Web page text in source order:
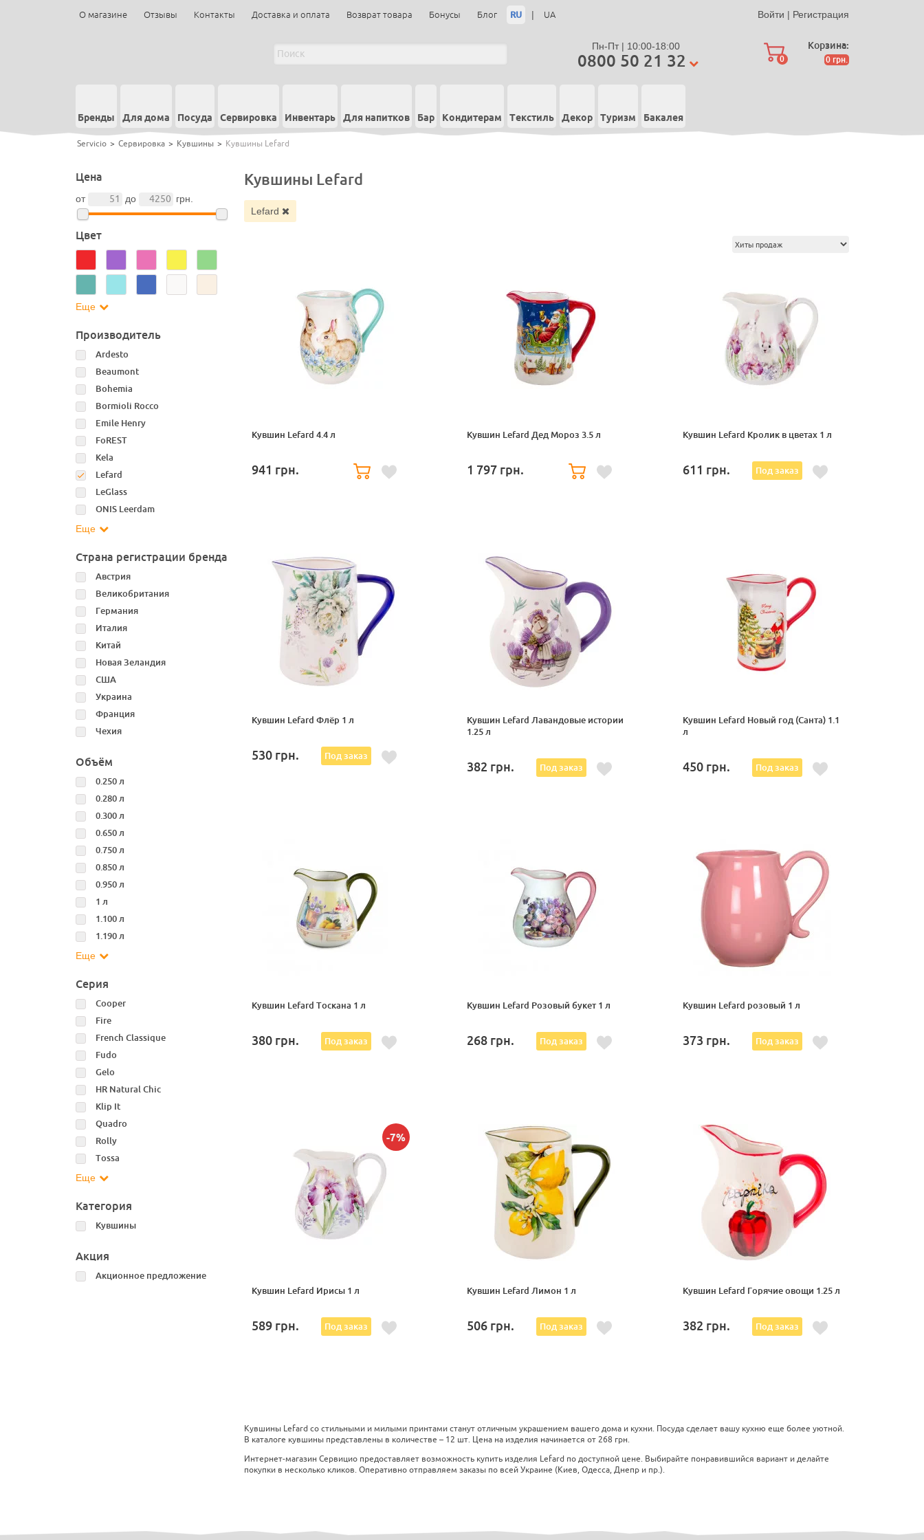
О магазине Отзывы Контакты Доставка и оплата Возврат товара Бонусы Блог RU | UA Войти | Регистрация
Пн-Пт | 10:00-18:00
0800 50 21 32 0
Корзина:
0 грн.
Бренды Для дома Посуда Сервировка Инвентарь Для напитков Бар Кондитерам Текстиль Декор Туризм Бакалея
Servicio > Сервировка > Кувшины > Кувшины Lefard
Цена
от до грн.
Цвет
Еще
Производитель
Ardesto
Beaumont
Bohemia
Bormioli Rocco
Emile Henry
FoREST
Kela
Lefard
LeGlass
ONIS Leerdam
Еще
Страна регистрации бренда
Австрия
Великобритания
Германия
Италия
Китай
Новая Зеландия
США
Украина
Франция
Чехия
Объём
0.250 л
0.280 л
0.300 л
0.650 л
0.750 л
0.850 л
0.950 л
1 л
1.100 л
1.190 л
Еще
Серия
Cooper
Fire
French Classique
Fudo
Gelo
HR Natural Chic
Klip It
Quadro
Rolly
Tossa
Еще
Категория
Кувшины
Акция
Акционное предложение
Кувшины Lefard
Lefard
Кувшин Lefard 4.4 л
941 грн.
Кувшин Lefard Дед Мороз 3.5 л
1 797 грн.
Кувшин Lefard Кролик в цветах 1 л
611 грн. Под заказ
Кувшин Lefard Флёр 1 л
530 грн. Под заказ
Кувшин Lefard Лавандовые истории
1.25 л
382 грн. Под заказ
Кувшин Lefard Новый год (Санта) 1.1
л
450 грн. Под заказ
Кувшин Lefard Тоскана 1 л
380 грн. Под заказ
Кувшин Lefard Розовый букет 1 л
268 грн. Под заказ
Кувшин Lefard розовый 1 л
373 грн. Под заказ
-7%
Кувшин Lefard Ирисы 1 л
589 грн. Под заказ
Кувшин Lefard Лимон 1 л
506 грн. Под заказ
Кувшин Lefard Горячие овощи 1.25 л
382 грн. Под заказ
Кувшины Lefard со стильными и милыми принтами станут отличным украшением вашего дома и кухни. Посуда сделает вашу кухню еще более уютной.
В каталоге кувшины представлены в количестве – 12 шт. Цена на изделия начинается от 268 грн.
Интернет-магазин Сервицио предоставляет возможность купить изделия Lefard по доступной цене. Выбирайте понравившийся вариант и делайте
покупки в несколько кликов. Оперативно отправляем заказы по всей Украине (Киев, Одесса, Днепр и пр.).